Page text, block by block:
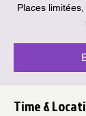
Places
Time &